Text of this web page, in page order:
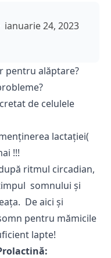
ianuarie 24, 2023
pentru alăptare?
de celulele
lactației(
!!!
ritmul circadian,
somnului și
De aici și
pentru mămicile
lapte!